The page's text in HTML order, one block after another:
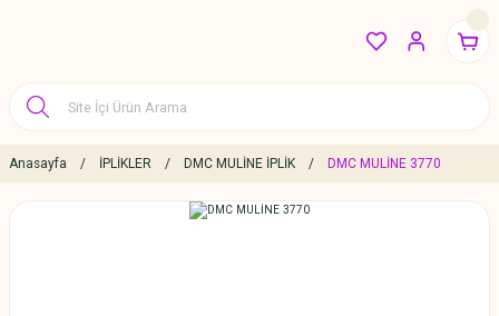
Anasayfa İPLİKLER DMC MULİNE İPLİK DMC MULİNE 3770